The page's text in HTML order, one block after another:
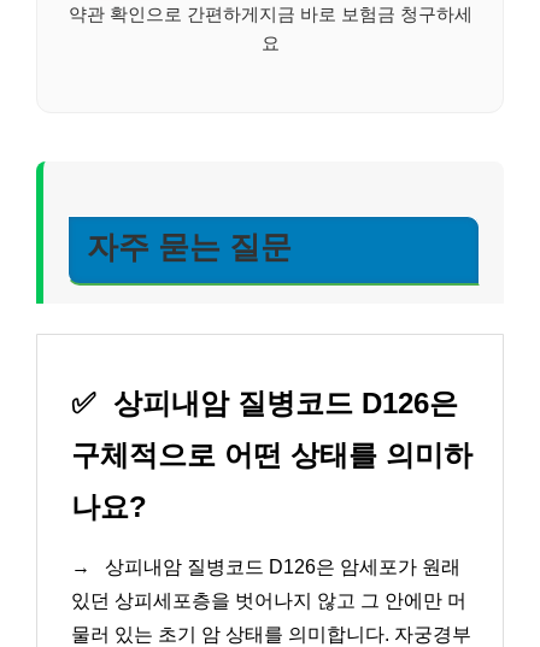
약관 확인으로 간편하게지금 바로 보험금 청구하세
요
자주 묻는 질문
✅ 상피내암 질병코드 D126은
구체적으로 어떤 상태를 의미하
나요?
→
상피내암 질병코드 D126은 암세포가 원래
있던 상피세포층을 벗어나지 않고 그 안에만 머
물러 있는 초기 암 상태를 의미합니다. 자궁경부